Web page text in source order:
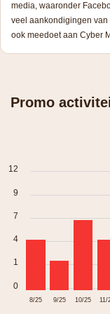
media, waaronder
veel aankondigingen
ook meedoet aan Cyber
Promo
12
9
7
4
1
0
8/25 9/25 10/25 11/